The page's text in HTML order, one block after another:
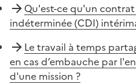
Qu'est-ce qu'un
indéterminée (CDI)
Le travail à temps
en cas d’embauche par
d'une mission ?